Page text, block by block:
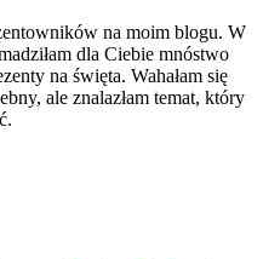
na moim blogu. W
dla Ciebie mnóstwo
na święta. Wahałam się
ale znalazłam temat, który